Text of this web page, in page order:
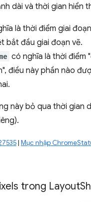
dài và thời gian hiển
là thời điểm giai
bắt đầu giai đoạn vẽ.
có nghĩa là thời điểm
điều này phần nào
này bỏ qua thời gian
| Mục nhập
trong Layout